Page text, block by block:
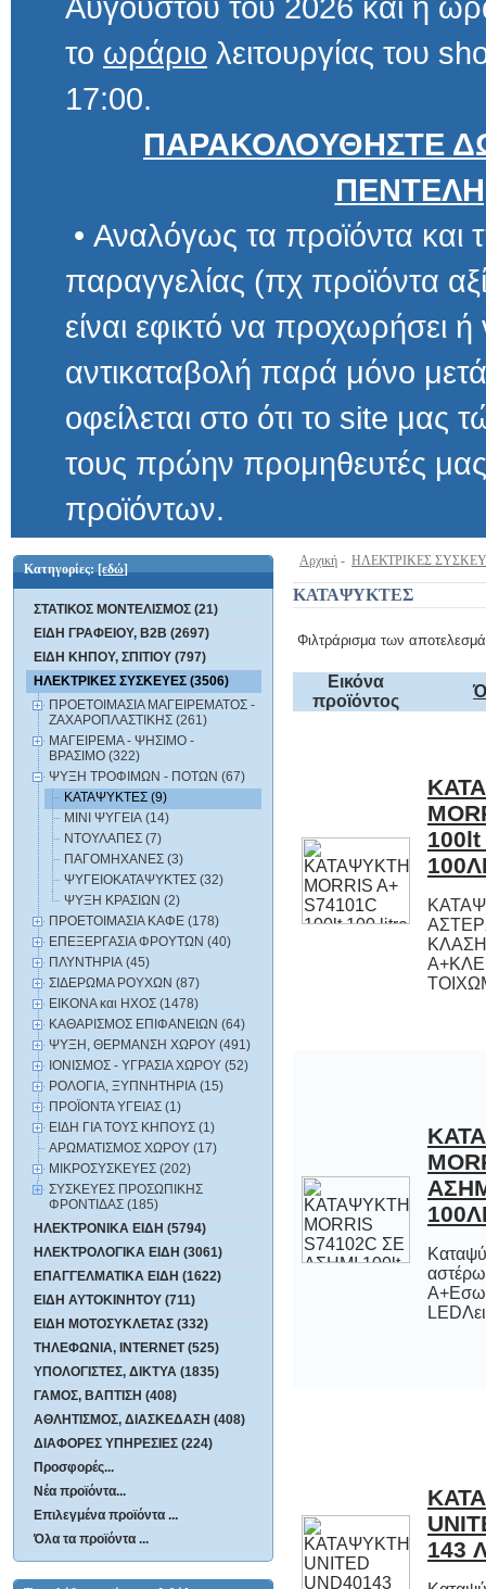
το ωράριο λειτουργίας του
17:00.
ΠΑΡΑΚΟΛΟΥΘΗΣΤΕ
• Αναλόγως τα προϊόντα και
παραγγελίας (πχ προϊόντα αξίας
είναι εφικτό να προχωρήσει ή να
αντικαταβολή παρά μόνο μετά
οφείλεται στο ότι το site μας τώρα
τους πρώην προμηθευτές μας
προϊόντων.
Κατηγορίες:[εδώ]
ΣΤΑΤΙΚΟΣ ΜΟΝΤΕΛΙΣΜΟΣ (21)
ΕΙΔΗ ΓΡΑΦΕΙΟΥ, B2B (2697)
ΕΙΔΗ ΚΗΠΟΥ, ΣΠΙΤΙΟΥ (797)
ΗΛΕΚΤΡΙΚΕΣ ΣΥΣΚΕΥΕΣ (3506)
ΠΡΟΕΤΟΙΜΑΣΙΑ ΜΑΓΕΙΡΕΜΑΤΟΣ -
ΖΑΧΑΡΟΠΛΑΣΤΙΚΗΣ (261)
ΜΑΓΕΙΡΕΜΑ - ΨΗΣΙΜΟ -
ΒΡΑΣΙΜΟ (322)
ΨΥΞΗ ΤΡΟΦΙΜΩΝ - ΠΟΤΩΝ (67)
ΚΑΤΑΨΥΚΤΕΣ (9)
ΜΙΝΙ ΨΥΓΕΙΑ (14)
ΝΤΟΥΛΑΠΕΣ (7)
ΠΑΓΟΜΗΧΑΝΕΣ (3)
ΨΥΓΕΙΟΚΑΤΑΨΥΚΤΕΣ (32)
ΨΥΞΗ ΚΡΑΣΙΩΝ (2)
ΠΡΟΕΤΟΙΜΑΣΙΑ ΚΑΦΕ (178)
ΕΠΕΞΕΡΓΑΣΙΑ ΦΡΟΥΤΩΝ (40)
ΠΛΥΝΤΗΡΙΑ (45)
ΣΙΔΕΡΩΜΑ ΡΟΥΧΩΝ (87)
ΕΙΚΟΝΑ και ΗΧΟΣ (1478)
ΚΑΘΑΡΙΣΜΟΣ ΕΠΙΦΑΝΕΙΩΝ (64)
ΨΥΞΗ, ΘΕΡΜΑΝΣΗ ΧΩΡΟΥ (491)
ΙΟΝΙΣΜΟΣ - ΥΓΡΑΣΙΑ ΧΩΡΟΥ (52)
ΡΟΛΟΓΙΑ, ΞΥΠΝΗΤΗΡΙΑ (15)
ΠΡΟΪΟΝΤΑ ΥΓΕΙΑΣ (1)
ΕΙΔΗ ΓΙΑ ΤΟΥΣ ΚΗΠΟΥΣ (1)
ΑΡΩΜΑΤΙΣΜΟΣ ΧΩΡΟΥ (17)
ΜΙΚΡΟΣΥΣΚΕΥΕΣ (202)
ΣΥΣΚΕΥΕΣ ΠΡΟΣΩΠΙΚΗΣ
ΦΡΟΝΤΙΔΑΣ (185)
ΗΛΕΚΤΡΟΝΙΚΑ ΕΙΔΗ (5794)
ΗΛΕΚΤΡΟΛΟΓΙΚΑ ΕΙΔΗ (3061)
ΕΠΑΓΓΕΛΜΑΤΙΚΑ ΕΙΔΗ (1622)
ΕΙΔΗ ΑΥΤΟΚΙΝΗΤΟΥ (711)
ΕΙΔΗ ΜΟΤΟΣΥΚΛΕΤΑΣ (332)
ΤΗΛΕΦΩΝΙΑ, INTERNET (525)
ΥΠΟΛΟΓΙΣΤΕΣ, ΔΙΚΤΥΑ (1835)
ΓΑΜΟΣ, ΒΑΠΤΙΣΗ (408)
ΑΘΛΗΤΙΣΜΟΣ, ΔΙΑΣΚΕΔΑΣΗ (408)
ΔΙΑΦΟΡΕΣ ΥΠΗΡΕΣΙΕΣ (224)
Προσφορές...
Νέα προϊόντα...
Επιλεγμένα προϊόντα ...
Όλα τα προϊόντα ...
Αρχική - ΗΛΕΚΤΡΙΚΕΣ
ΚΑΤΑΨΥΚΤΕΣ
Φιλτράρισμα των
Εικόνα
προϊόντος
ΑΣΗΜΙ
143